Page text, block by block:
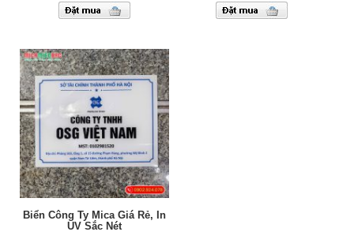
Biển Công Ty Mica Giá Rẻ, In
UV Sắc Nét